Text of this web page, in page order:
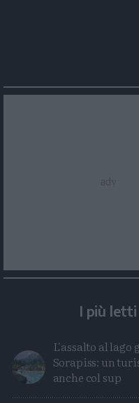
I più letti
L'assalto al lago
Sorapiss: un
anche col sup